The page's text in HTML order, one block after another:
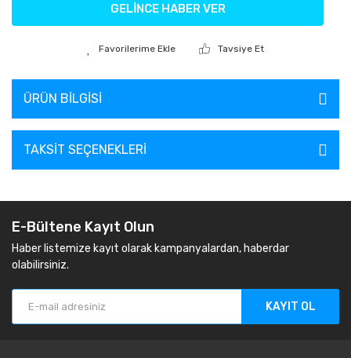
GELİNCE HABER VER
Tavsiye Et
ÜRÜN BILGISI
TAKSIT SEÇENEKLERI
E-Bültene Kayıt Olun
Haber listemize kayıt olarak kampanyalardan, haberdar
olabilirsiniz.
KAYIT OL